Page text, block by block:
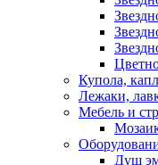
Купола,
Лежаки,
Мебель и
Душ